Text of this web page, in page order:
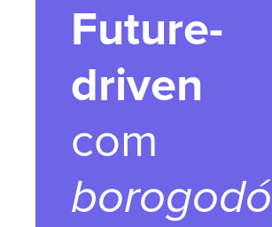
Future-
driven
com
borogodó